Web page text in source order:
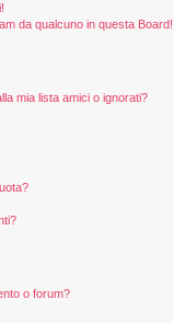
da qualcuno in questa Board!
mia lista amici o ignorati?
o forum?